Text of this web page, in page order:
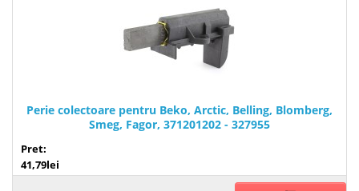
Perie colectoare pentru Beko, Arctic, Belling, Blomberg,
Smeg, Fagor, 371201202 - 327955
Pret:
41,79lei